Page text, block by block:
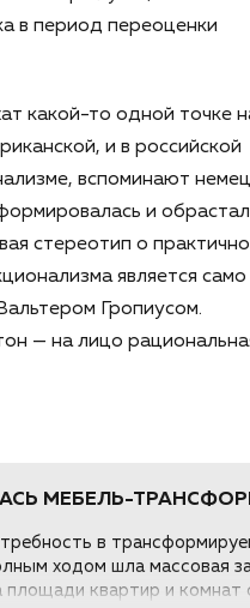
в период переоценки
какой-то одной точке
и в российской
вспоминают
и
стереотип о
является само
Гропиусом.
— на лицо
МЕБЕЛЬ-
в
ходом шла массовая
квартир и комнат